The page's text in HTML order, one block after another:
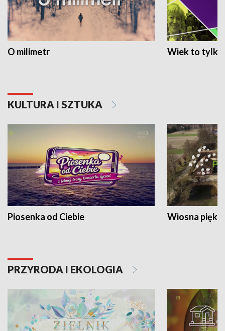
O milimetr Wiek to tylko
KULTURA I SZTUKA
Piosenka od Ciebie Wiosna
PRZYRODA I EKOLOGIA